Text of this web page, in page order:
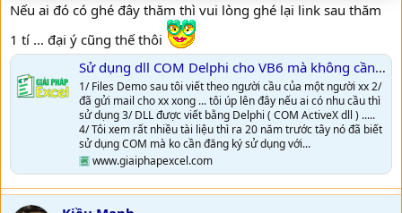
Nếu ai đó có ghé đây thăm thì vui lòng ghé lại link sau thăm
1 tí ... đại ý cũng thế thôi
Sử dụng dll COM Delphi cho VB6 mà không cần đăng ký sử dụng với Windows
1/ Files Demo sau tôi viết theo người cầu của một người xx 2/
đã gửi mail cho xx xong ... tôi úp lên đây nếu ai có nhu cầu thì
sử dụng 3/ DLL được viết bằng Delphi ( COM ActiveX dll ) .....
4/ Tôi xem rất nhiều tài liệu thì ra 20 năm trước tây nó đã biết
sử dụng COM mà ko cần đăng ký sử dụng với...
www.giaiphapexcel.com